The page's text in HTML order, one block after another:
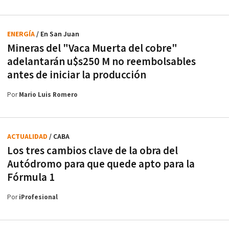
Mineras del "Vaca Muerta del cobre"
adelantarán u$s250 M no reembolsables
antes de iniciar la producción
ENERGÍA/ En San Juan
PorMario Luis Romero
Los tres cambios clave de la obra del
Autódromo para que quede apto para la
Fórmula 1
ACTUALIDAD / CABA
PoriProfesional